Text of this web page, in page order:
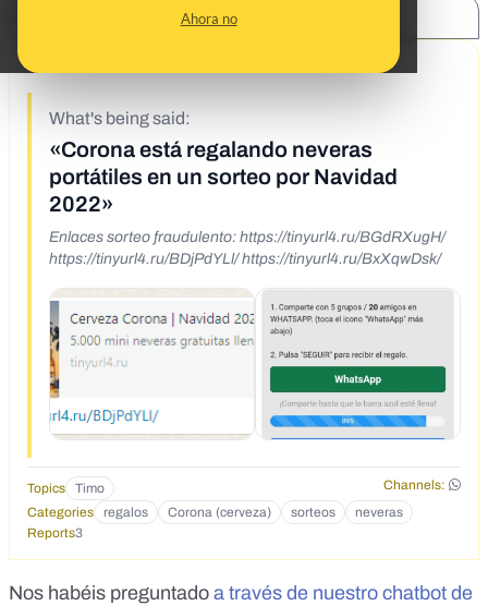
Ahora no
12/20/22
What's being said:
«Corona está regalando neveras
portátiles en un sorteo por Navidad
2022»
Enlaces sorteo fraudulento: https://tinyurl4.ru/BGdRXugH/
https://tinyurl4.ru/BDjPdYLl/ https://tinyurl4.ru/BxXqwDsk/
Topics Timo
Channels:
Categories
regalos Corona (cerveza) sorteos
neveras
Reports3
Nos habéis preguntado a través de nuestro chatbot de